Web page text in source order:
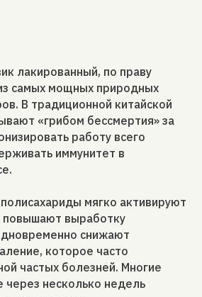
лакированный, по праву
самых мощных природных
В традиционной китайской
«грибом бессмертия» за
работу всего
иммунитет в
мягко активируют
повышают выработку
снижают
которое часто
частых болезней. Многие
через несколько недель